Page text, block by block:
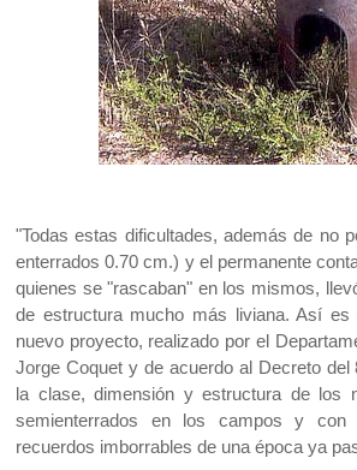
"Todas estas dificultades, además de no
enterrados 0.70 cm.) y el permanente
quienes se "rascaban" en los mismos,
de estructura mucho más liviana. Así
nuevo proyecto, realizado por el
Jorge Coquet y de acuerdo al Decreto
la clase, dimensión y estructura de los
semienterrados en los campos y con
recuerdos imborrables de una época ya